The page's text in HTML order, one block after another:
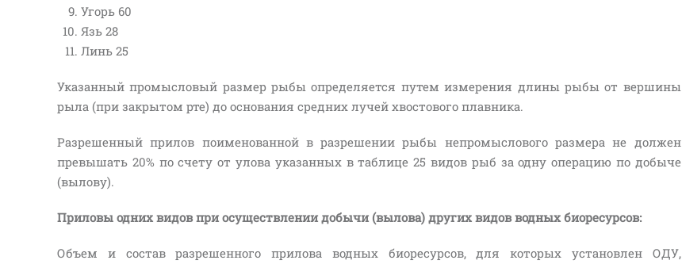
Угорь 60
Язь 28
Линь 25
Указанный промысловый размер рыбы определяется путем измерения длины рыбы от вершины
рыла (при закрытом рте) до основания средних лучей хвостового плавника.
Разрешенный прилов поименованной в разрешении рыбы непромыслового размера не должен
превышать 20% по счету от улова указанных в таблице 25 видов рыб за одну операцию по добыче
(вылову).
Приловы одних видов при осуществлении добычи (вылова) других видов водных биоресурсов:
Объем и состав разрешенного прилова водных биоресурсов, для которых установлен ОДУ,